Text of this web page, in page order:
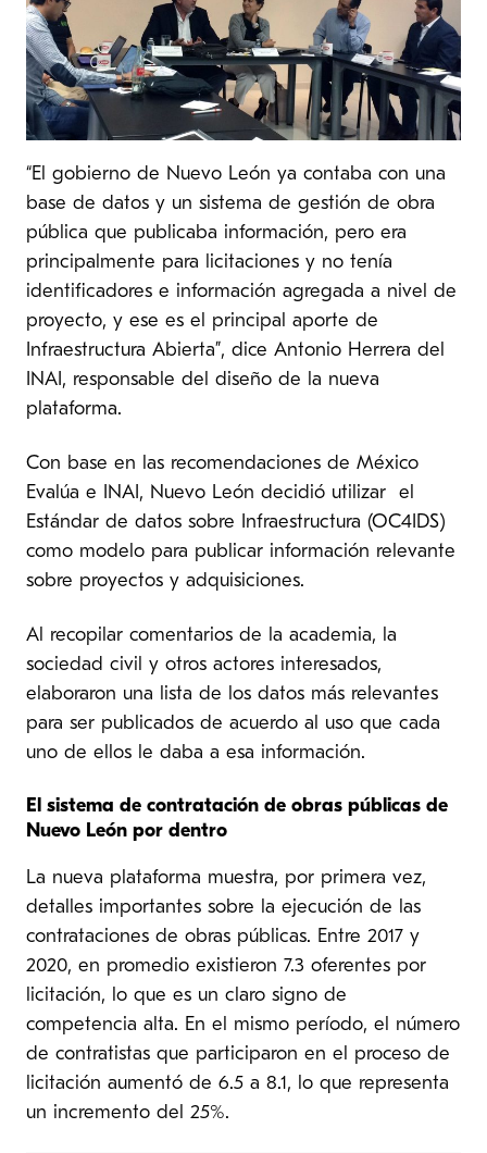
“El gobierno de Nuevo León ya contaba con una
base de datos y un sistema de gestión de obra
pública que publicaba información, pero era
principalmente para licitaciones y no tenía
identificadores e información agregada a nivel de
proyecto, y ese es el principal aporte de
Infraestructura Abierta”, dice Antonio Herrera del
INAI, responsable del diseño de la nueva
plataforma.
Con base en las recomendaciones de México
Evalúa e INAI, Nuevo León decidió utilizar el
Estándar de datos sobre Infraestructura (OC4IDS)
como modelo para publicar información relevante
sobre proyectos y adquisiciones.
Al recopilar comentarios de la academia, la
sociedad civil y otros actores interesados,
elaboraron una lista de los datos más relevantes
para ser publicados de acuerdo al uso que cada
uno de ellos le daba a esa información.
El sistema de contratación de obras públicas de
Nuevo León por dentro
La nueva plataforma muestra, por primera vez,
detalles importantes sobre la ejecución de las
contrataciones de obras públicas. Entre 2017 y
2020, en promedio existieron 7.3 oferentes por
licitación, lo que es un claro signo de
competencia alta. En el mismo período, el número
de contratistas que participaron en el proceso de
licitación aumentó de 6.5 a 8.1, lo que representa
un incremento del 25%.